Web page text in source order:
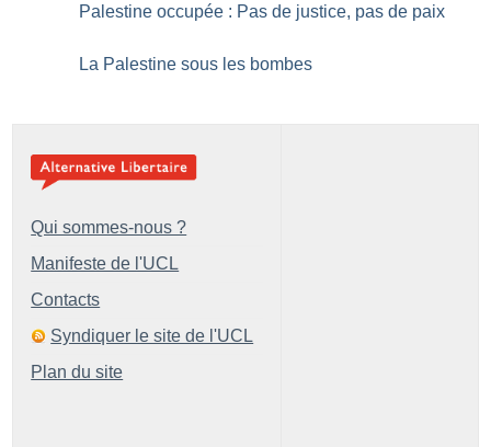
Palestine occupée : Pas de justice, pas de paix
La Palestine sous les bombes
Qui sommes-nous ?
Manifeste de l'UCL
Contacts
Syndiquer le site de l'UCL
Plan du site